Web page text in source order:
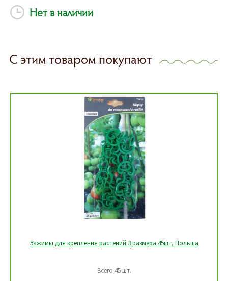
Нет в наличии
С этим товаром покупают
Зажимы для крепления растений 3 размера 45шт, Польша
Всего 45 шт.